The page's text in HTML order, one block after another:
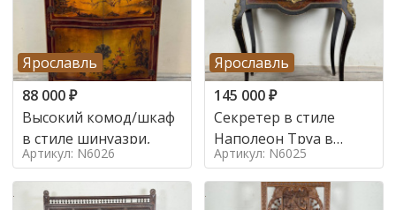
Ярославль
88 000₽
Высокий комод/шкаф
в стиле шинуазри,
Артикул: N6026
Ярославль
145 000₽
Секретер в стиле
Наполеон Труа в
стиле 19 век
Артикул: N6025